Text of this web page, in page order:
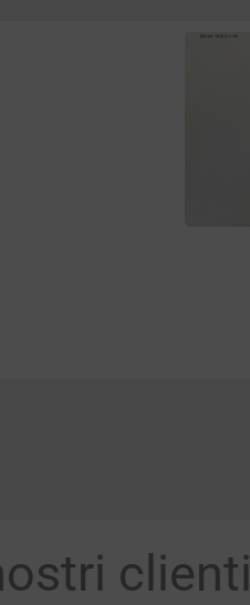
clienti